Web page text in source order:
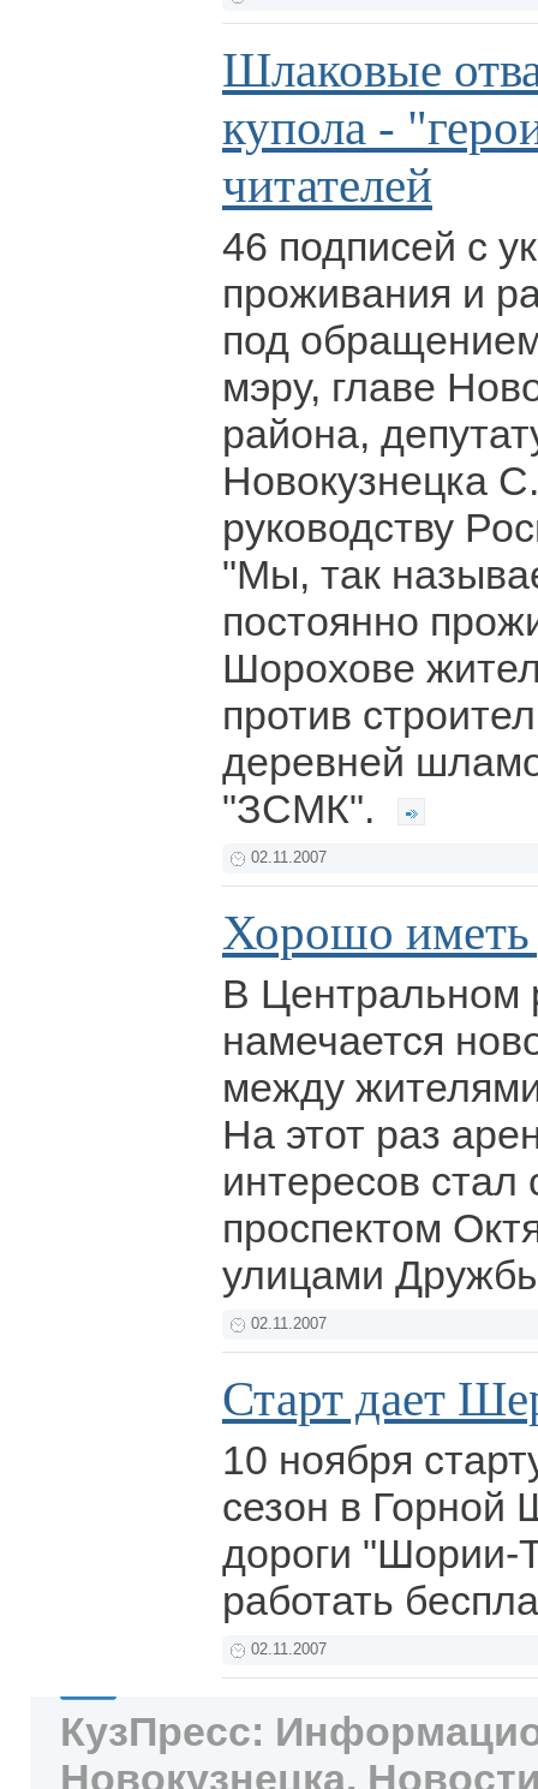
Шлаковые
купола -
читателей
46 подписей с
проживания и
под
мэру, главе
района,
Новокузнецка
руководству
"Мы, так
постоянно
Шорохове
против
деревней
"ЗСМК".
02.11.2007
Хорошо иметь
В Центральном
намечается
между
На этот раз
интересов стал
проспектом
улицами
02.11.2007
Старт дает
10 ноября
сезон в Горной
дороги "Шории-
работать
02.11.2007
КузПресс:
Новокузнецка.